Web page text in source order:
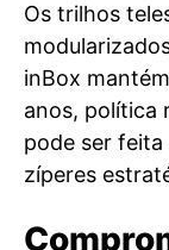
Os trilhos
inBox
anos, política
pode ser
zíperes